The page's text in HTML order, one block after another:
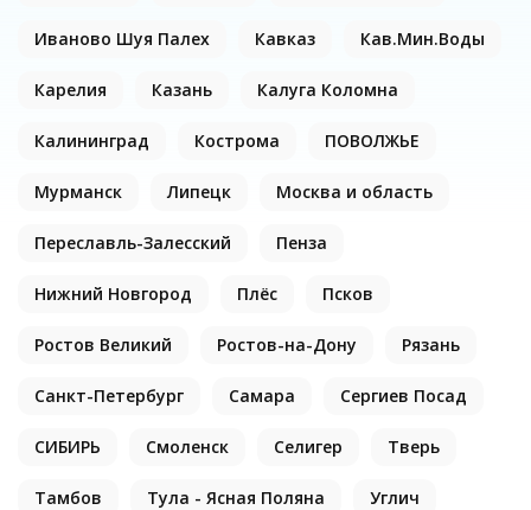
Иваново Шуя Палех Кавказ Кав.Мин.Воды
Карелия Казань Калуга Коломна
Калининград Кострома ПОВОЛЖЬЕ
Мурманск Липецк Москва и область
Переславль-Залесский Пенза
Нижний Новгород Плёс Псков
Ростов Великий Ростов-на-Дону Рязань
Санкт-Петербург Самара Сергиев Посад
СИБИРЬ Смоленск Селигер Тверь
Тамбов Тула - Ясная Поляна Углич